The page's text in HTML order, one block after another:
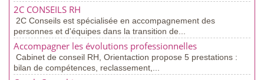
2C CONSEILS RH
2C Conseils est spécialisée en accompagnement des
personnes et d'équipes dans la transition de...
Accompagner les évolutions professionnelles
Cabinet de conseil RH, Orientaction propose 5 prestations :
bilan de compétences, reclassement,...